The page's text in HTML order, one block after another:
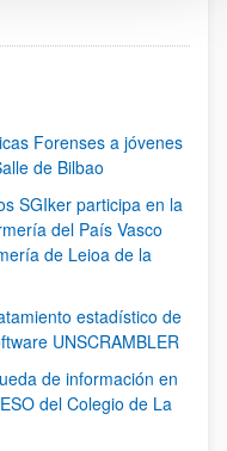
Forenses a jóvenes
de Bilbao
SGIker participa en la
del País Vasco
de Leioa de la
estadístico de
UNSCRAMBLER
de información en
del Colegio de La